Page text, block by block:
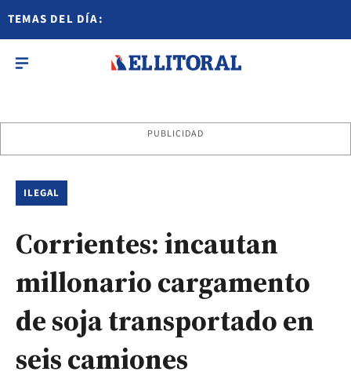
TEMAS DEL DÍA:
PUBLICIDAD
ILEGAL
Corrientes: incautan
millonario cargamento
de soja transportado en
seis camiones